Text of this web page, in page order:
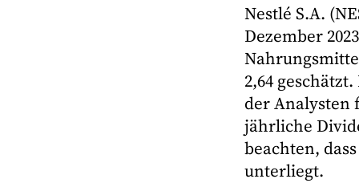
Nestlé S.A.
Dezember
2,64
der Analysten
jährliche
beachten,
unterliegt.